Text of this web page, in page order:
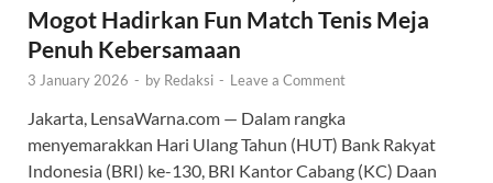
Mogot Hadirkan Fun Match Tenis Meja
Penuh Kebersamaan
3 January 2026 - by Redaksi - Leave a Comment
Jakarta, LensaWarna.com — Dalam rangka
menyemarakkan Hari Ulang Tahun (HUT) Bank Rakyat
Indonesia (BRI) ke-130, BRI Kantor Cabang (KC) Daan